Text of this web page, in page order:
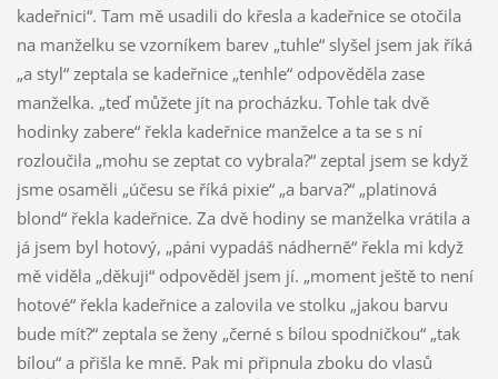
kadeřnici“. Tam mě usadili do křesla a kadeřnice se otočila
na manželku se vzorníkem barev „tuhle“ slyšel jsem jak říká
„a styl“ zeptala se kadeřnice „tenhle“ odpověděla zase
manželka. „teď můžete jít na procházku. Tohle tak dvě
hodinky zabere“ řekla kadeřnice manželce a ta se s ní
rozloučila „mohu se zeptat co vybrala?“ zeptal jsem se když
jsme osaměli „účesu se říká pixie“ „a barva?“ „platinová
blond“ řekla kadeřnice. Za dvě hodiny se manželka vrátila a
já jsem byl hotový, „páni vypadáš nádherně“ řekla mi když
mě viděla „děkuji“ odpověděl jsem jí. „moment ještě to není
hotové“ řekla kadeřnice a zalovila ve stolku „jakou barvu
bude mít?“ zeptala se ženy „černé s bílou spodničkou“ „tak
bílou“ a přišla ke mně. Pak mi připnula zboku do vlasů